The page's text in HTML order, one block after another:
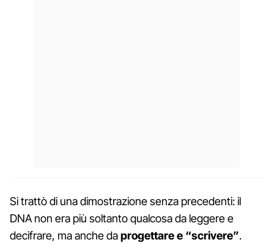
Si trattò di una dimostrazione senza precedenti: il
DNA non era più soltanto qualcosa da leggere e
decifrare, ma anche daprogettare e “scrivere”.